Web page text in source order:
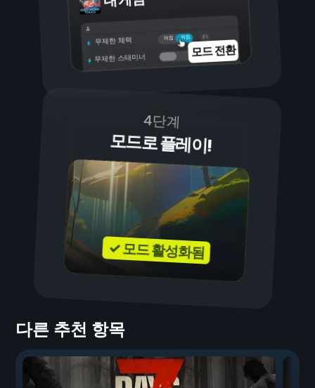
켜짐
꺼짐
무제한 체력
무제한 스태미너 모드 전환
4단계
모드로 플레이!
✓ 모드 활성화됨
다른 추천 항목